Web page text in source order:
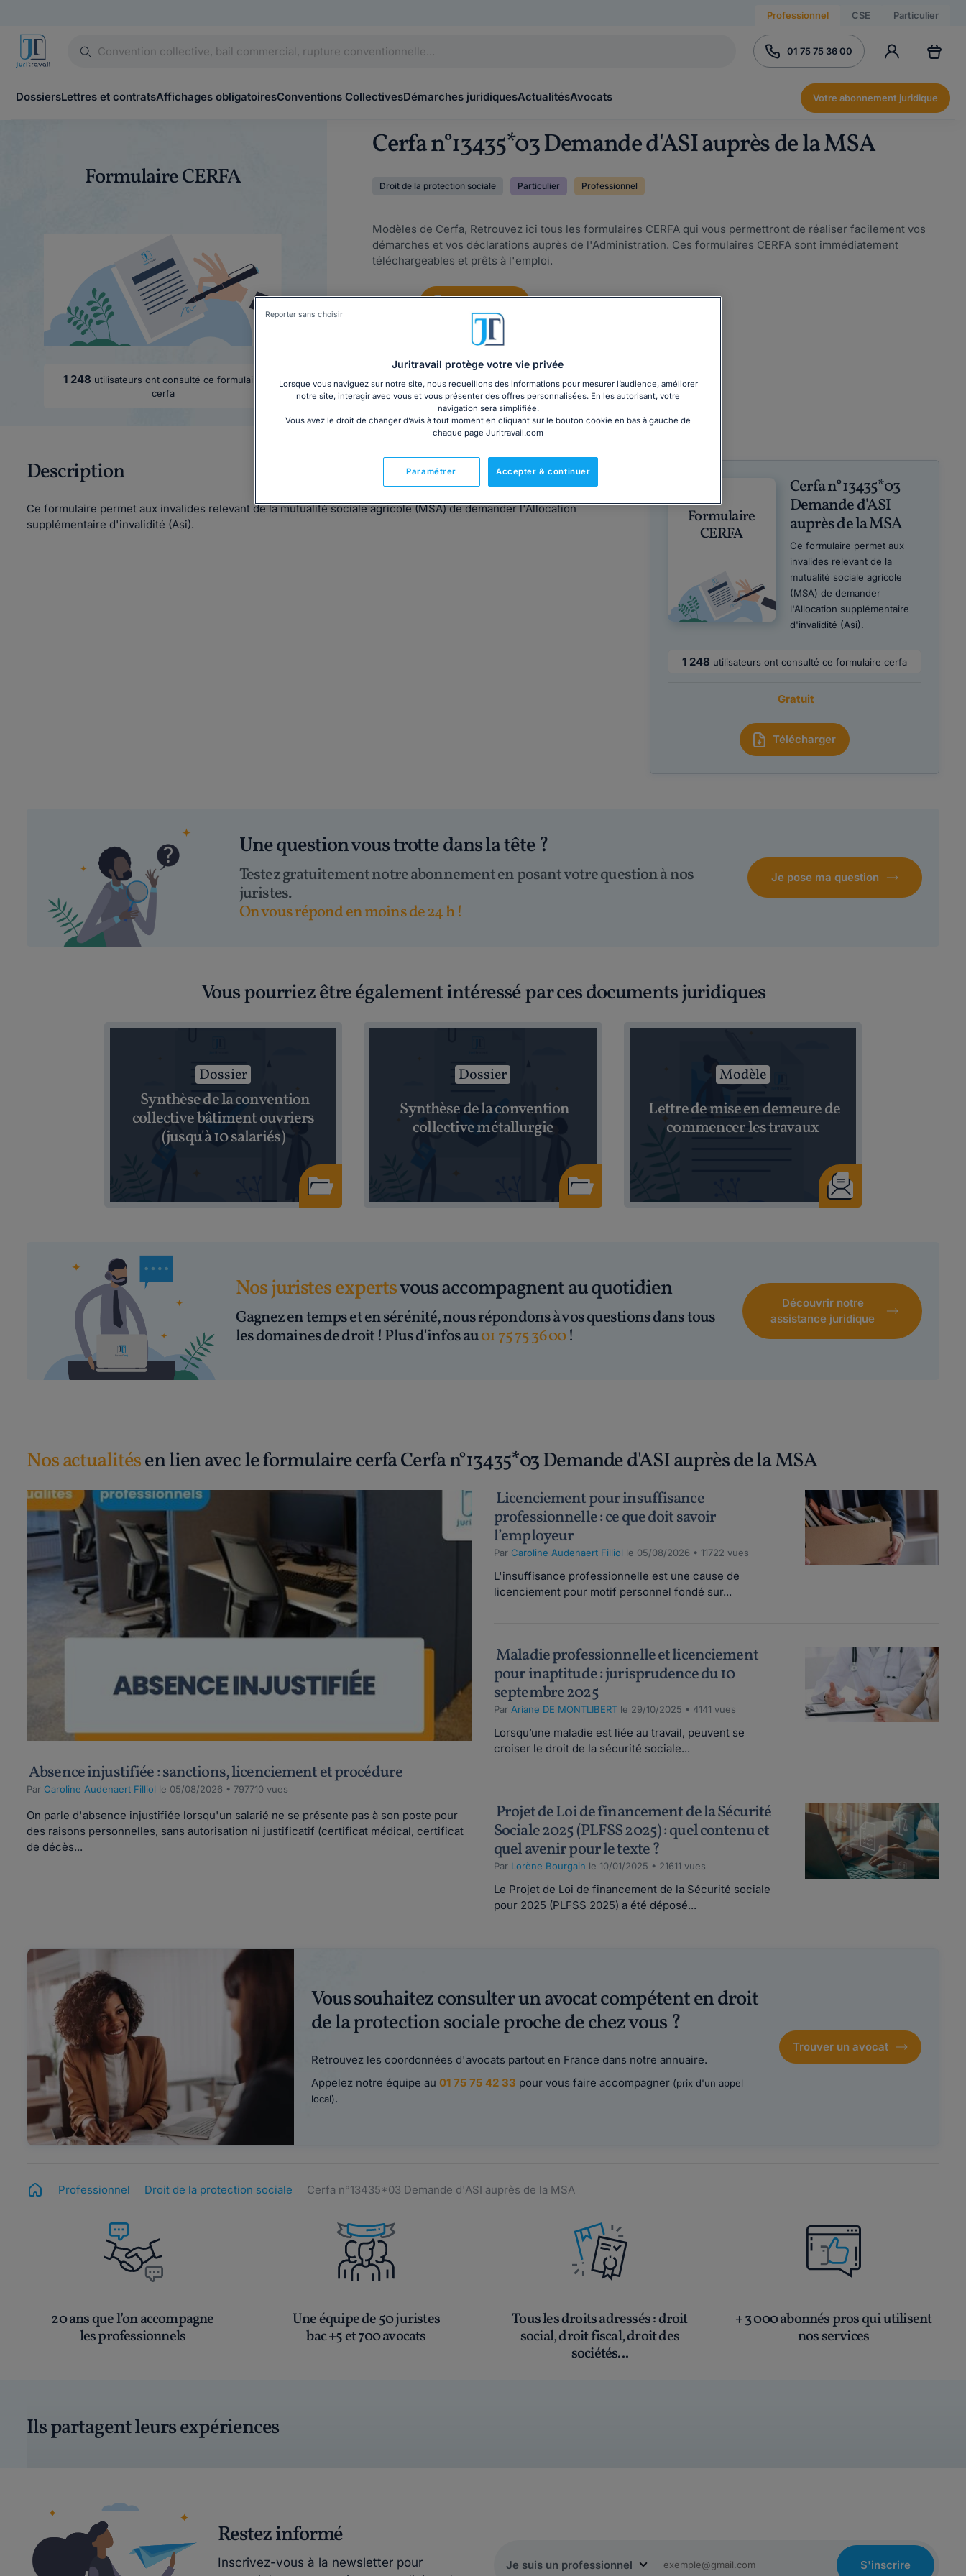
Professionnel CSE Particulier
01 75 75 36 00
DossiersLettres et contratsAffichages obligatoiresConventions CollectivesDémarches juridiquesActualitésAvocats Votre abonnement juridique
Formulaire CERFA
1 248 utilisateurs ont consulté ce formulaire
cerfa
Cerfa n°13435*03 Demande d'ASI auprès de la MSA
Droit de la protection sociale Particulier Professionnel
Modèles de Cerfa, Retrouvez ici tous les formulaires CERFA qui vous permettront de réaliser facilement vos
démarches et vos déclarations auprès de l'Administration. Ces formulaires CERFA sont immédiatement
téléchargeables et prêts à l'emploi.
Gratuit Télécharger
Description
Ce formulaire permet aux invalides relevant de la mutualité sociale agricole (MSA) de demander l'Allocation
supplémentaire d'invalidité (Asi).
Formulaire
CERFA
Cerfa n°13435*03
Demande d'ASI
auprès de la MSA
Ce formulaire permet aux
invalides relevant de la
mutualité sociale agricole
(MSA) de demander
l'Allocation supplémentaire
d'invalidité (Asi).
1 248 utilisateurs ont consulté ce formulaire cerfa
Gratuit
Télécharger
Une questionvous trotte dans la tête?
Testez gratuitement notre abonnement en posant votre question à nos
juristes.
On vous répond en moins de 24 h !
Je pose ma question
Vous pourriez être également intéressé par ces documents juridiques
Dossier
Synthèse de la convention
collective bâtiment ouvriers
(jusqu'à 10 salariés)
Dossier
Synthèse de la convention
collective métallurgie
Modèle
Lettre de mise en demeure de
commencer les travaux
Nos juristes expertsvous accompagnent au quotidien
Gagnez en temps et en sérénité, nous répondons à vos questions dans tous
les domaines de droit ! Plus d'infos au01 75 75 36 00!
Découvrir notre
assistance juridique
Nos actualitésen lien avec le formulaire cerfa Cerfa n°13435*03 Demande d'ASI auprès de la MSA
Absence injustifiée : sanctions, licenciement et procédure
Par Caroline Audenaert Filliol le 05/08/2026 • 797710 vues
On parle d'absence injustifiée lorsqu'un salarié ne se présente pas à son poste pour
des raisons personnelles, sans autorisation ni justificatif (certificat médical, certificat
de décès...
Licenciement pour insuffisance
professionnelle : ce que doit savoir
l’employeur
Par Caroline Audenaert Filliol le 05/08/2026 • 11722 vues
L'insuffisance professionnelle est une cause de
licenciement pour motif personnel fondé sur...
Maladie professionnelle et licenciement
pour inaptitude : jurisprudence du 10
septembre 2025
Par Ariane DE MONTLIBERT le 29/10/2025 • 4141 vues
Lorsqu’une maladie est liée au travail, peuvent se
croiser le droit de la sécurité sociale...
Projet de Loi de financement de la Sécurité
Sociale 2025 (PLFSS 2025) : quel contenu et
quel avenir pour le texte ?
Par Lorène Bourgain le 10/01/2025 • 21611 vues
Le Projet de Loi de financement de la Sécurité sociale
pour 2025 (PLFSS 2025) a été déposé...
Vous souhaitez consulter un avocat compétent en droit
de la protection sociale proche de chez vous ?
Retrouvez les coordonnées d'avocats partout en France dans notre annuaire.
Appelez notre équipe au 01 75 75 42 33 pour vous faire accompagner (prix d'un appel
local).
Trouver un avocat
Professionnel Droit de la protection sociale Cerfa n°13435*03 Demande d'ASI auprès de la MSA
20 ans que l’on accompagne
les professionnels
Une équipe de 50 juristes
bac +5 et 700 avocats
Tous les droits adressés: droit
social, droit fiscal, droit des
sociétés...
+ 3 000 abonnés pros qui utilisent
nos services
Ils partagent leurs expériences
Restez informé
Inscrivez-vous à la newsletter pour
S'inscrire
Juritravail protège votre vie privée
Lorsque vous naviguez sur notre site, nous recueillons des informations pour mesurer l’audience, améliorer
notre site, interagir avec vous et vous présenter des offres personnalisées. En les autorisant, votre
navigation sera simplifiée.
Vous avez le droit de changer d’avis à tout moment en cliquant sur le bouton cookie en bas à gauche de
chaque page Juritravail.com
Accepter & continuer
Paramétrer
Reporter sans choisir